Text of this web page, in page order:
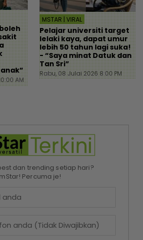
AM
MSTAR | VIRAL
Pelajar universiti target
lelaki kaya, dapat umur
lebih 50 tahun lagi suka!
- “Saya minat Datuk dan
Tan Sri”
Rabu, 08 Julai 2026 8:00 PM
dan trending setiap hari?
Percuma je!